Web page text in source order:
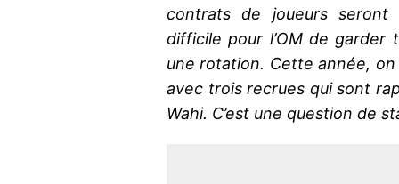
contrats de joueurs seront
difficile pour l’OM de
une rotation. Cette année,
avec trois recrues qui sont
Wahi. C’est une question de